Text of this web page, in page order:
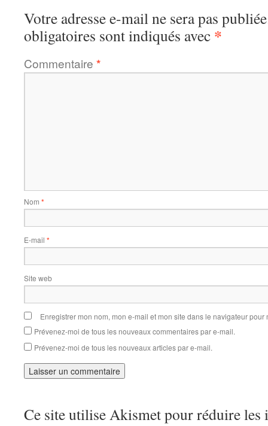
Votre adresse e-mail ne sera pas
obligatoires sont indiqués avec *
Commentaire *
Nom *
E-mail *
Site web
Enregistrer mon nom, mon e-mail et mon site dans le navigateur
Prévenez-moi de tous les nouveaux commentaires par e-mail.
Prévenez-moi de tous les nouveaux articles par e-mail.
Ce site utilise Akismet pour réduire les